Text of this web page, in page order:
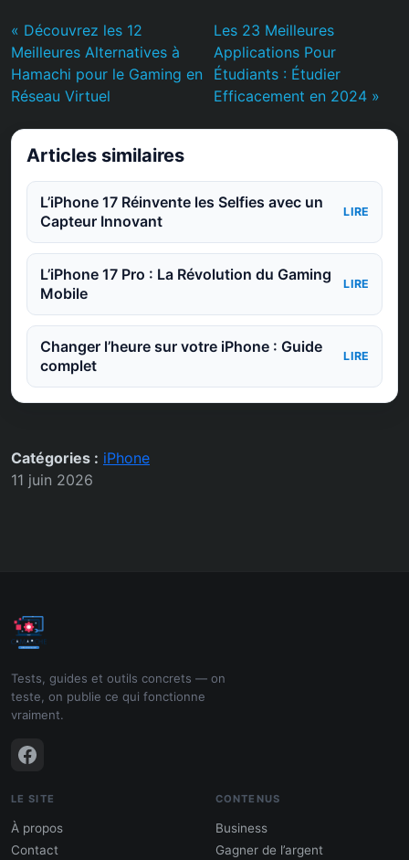
« Découvrez les 12
Meilleures Alternatives à
Hamachi pour le Gaming en
Réseau Virtuel
Les 23 Meilleures
Applications Pour
Étudiants : Étudier
Efficacement en 2024 »
Articles similaires
L’iPhone 17 Réinvente les Selfies avec un
Capteur Innovant
LIRE
L’iPhone 17 Pro : La Révolution du Gaming
Mobile
LIRE
Changer l’heure sur votre iPhone : Guide
complet
LIRE
Catégories : iPhone
11 juin 2026
Tests, guides et outils concrets — on
teste, on publie ce qui fonctionne
vraiment.
LE SITE
À propos
Contact
CONTENUS
Business
Gagner de l’argent